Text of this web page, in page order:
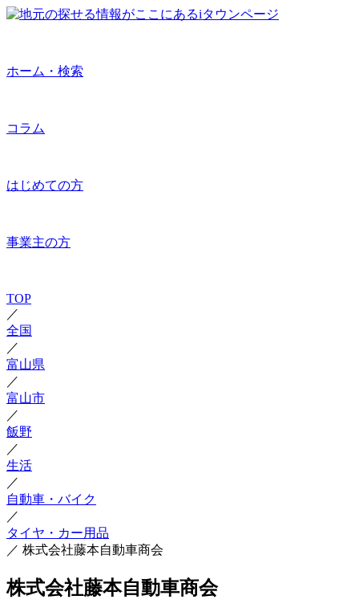
ホーム・検索
コラム
はじめての方
事業主の方
TOP
／
全国
／
富山県
／
富山市
／
飯野
／
生活
／
自動車・バイク
／
タイヤ・カー用品
／ 株式会社藤本自動車商会
株式会社藤本自動車商会